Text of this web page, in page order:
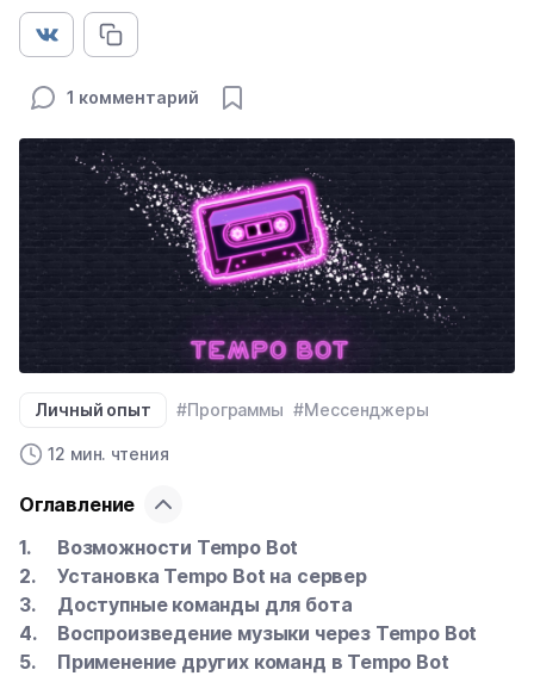
1 комментарий
Личный опыт #Программы #Мессенджеры
12 мин. чтения
Оглавление
Возможности Tempo Bot
Установка Tempo Bot на сервер
Доступные команды для бота
Воспроизведение музыки через Tempo Bot
Применение других команд в Tempo Bot